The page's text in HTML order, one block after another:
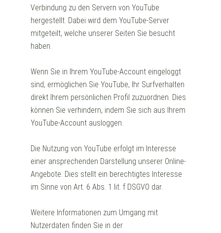
Verbindung zu den Servern von YouTube
hergestellt. Dabei wird dem YouTube-Server
mitgeteilt, welche unserer Seiten Sie besucht
haben.
Wenn Sie in Ihrem YouTube-Account eingeloggt
sind, ermöglichen Sie YouTube, Ihr Surfverhalten
direkt Ihrem persönlichen Profil zuzuordnen. Dies
können Sie verhindern, indem Sie sich aus Ihrem
YouTube-Account ausloggen.
Die Nutzung von YouTube erfolgt im Interesse
einer ansprechenden Darstellung unserer Online-
Angebote. Dies stellt ein berechtigtes Interesse
im Sinne von Art. 6 Abs. 1 lit. f DSGVO dar.
Weitere Informationen zum Umgang mit
Nutzerdaten finden Sie in der